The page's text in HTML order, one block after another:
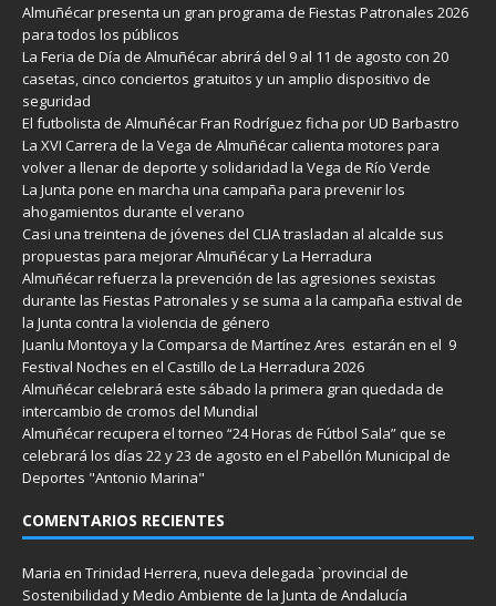
Almuñécar presenta un gran programa de Fiestas Patronales 2026
para todos los públicos
La Feria de Día de Almuñécar abrirá del 9 al 11 de agosto con 20
casetas, cinco conciertos gratuitos y un amplio dispositivo de
seguridad
El futbolista de Almuñécar Fran Rodríguez ficha por UD Barbastro
La XVI Carrera de la Vega de Almuñécar calienta motores para
volver a llenar de deporte y solidaridad la Vega de Río Verde
La Junta pone en marcha una campaña para prevenir los
ahogamientos durante el verano
Casi una treintena de jóvenes del CLIA trasladan al alcalde sus
propuestas para mejorar Almuñécar y La Herradura
Almuñécar refuerza la prevención de las agresiones sexistas
durante las Fiestas Patronales y se suma a la campaña estival de
la Junta contra la violencia de género
Juanlu Montoya y la Comparsa de Martínez Ares estarán en el 9
Festival Noches en el Castillo de La Herradura 2026
Almuñécar celebrará este sábado la primera gran quedada de
intercambio de cromos del Mundial
Almuñécar recupera el torneo “24 Horas de Fútbol Sala” que se
celebrará los días 22 y 23 de agosto en el Pabellón Municipal de
Deportes "Antonio Marina"
COMENTARIOS RECIENTES
Maria en Trinidad Herrera, nueva delegada `provincial de
Sostenibilidad y Medio Ambiente de la Junta de Andalucía